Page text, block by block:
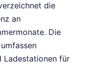
die
an
Die
Ladestationen für